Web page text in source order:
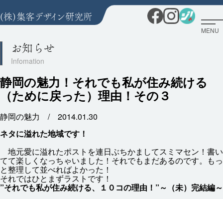
MENU
お知らせ
静岡の魅力！それでも私が住み続ける
（ために戻った）理由！その３
静岡の魅力 / 2014.01.30
ネタに溢れた地域です！
地元愛に溢れたポストを連日ぶちかましてスミマセン！ 書い
てて楽しくなっちゃいました！それでもまだあるのです。もっ
と整理して並べればよかった！
それではひとまずラストです！
”それでも私が住み続ける、１０コの理由 ！”～（未） 完結編～